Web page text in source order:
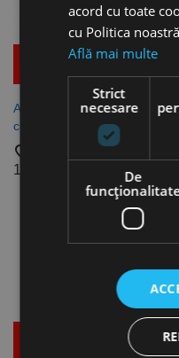
Adaptor antistatic, universal,
cu filet interior 32 mm, Flex
favorite_border
113,26 lei
Mai multe detalii
acord cu toate
cu Politica
Află mai multe
Strict
necesare
De